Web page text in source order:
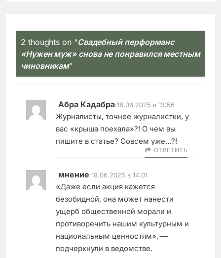
2 thoughts on “Свадебный перформанс
«Нужен муж» снова не понравился местным
чиновникам”
Абра Кадабра:18.06.2025 в 13:56
Журналисты, точнее журналистки, у
вас «крыша поехала»?! О чем вы
пишите в статье? Совсем уже…?!
ОТВЕТИТЬ
мнение:18.06.2025 в 14:01
«Даже если акция кажется
безобидной, она может нанести
ущерб общественной морали и
противоречить нашим культурным и
национальным ценностям», —
подчеркнули в ведомстве.